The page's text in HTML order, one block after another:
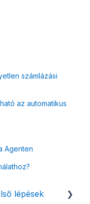
számlázási
az automatikus
Agenten
lépések